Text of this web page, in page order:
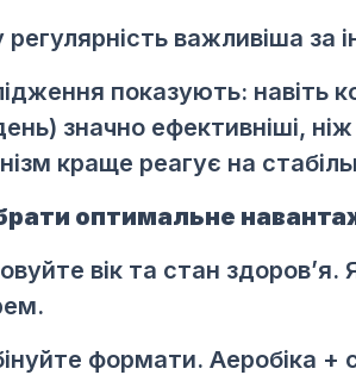
важливіша за
показують: навіть
значно ефективніші,
краще реагує на
оптимальне
вік та стан
формати. Аеробіка +